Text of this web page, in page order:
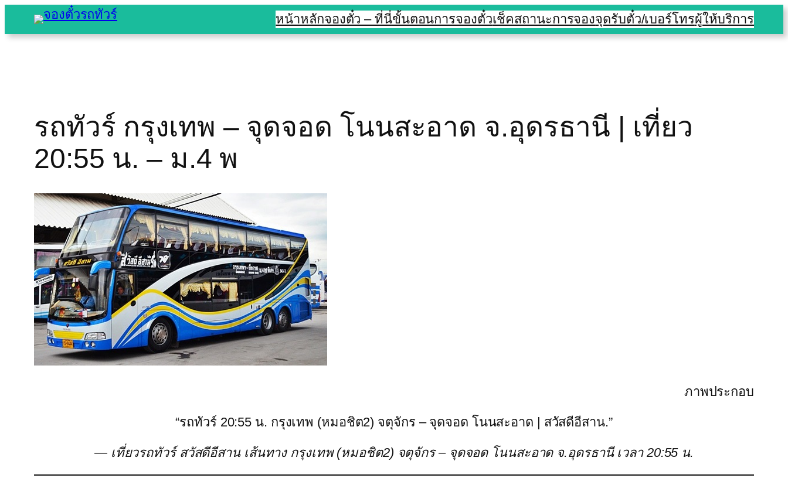
to
หน้าหลักจองตั๋ว – ที่นี่ขั้นตอนการจองตั๋วเช็คสถานะการจองจุดรับตั๋ว/เบอร์โทรผู้ให้บริการ
รถทัวร์ กรุงเทพ – จุดจอด โนนสะอาด จ.อุดรธานี | เที่ยว
20:55 น. – ม.4 พ
ภาพประกอบ
“รถทัวร์ 20:55 น. กรุงเทพ (หมอชิต2) จตุจักร – จุดจอด โนนสะอาด | สวัสดีอีสาน.”
— เที่ยวรถทัวร์ สวัสดีอีสาน เส้นทาง กรุงเทพ (หมอชิต2) จตุจักร – จุดจอด โนนสะอาด จ.อุดรธานี เวลา 20:55 น.